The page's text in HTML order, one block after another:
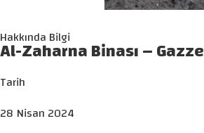
Hakkında Bilgi
Al-Zaharna Binası – Gazze
Tarih
28 Nisan 2024